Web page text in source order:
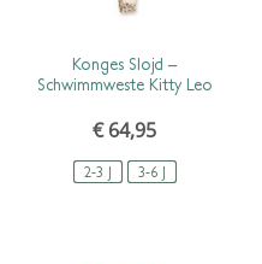
2-3 J 3-6 J
Konges Slojd –
Schwimmweste Kitty Leo
€64,95